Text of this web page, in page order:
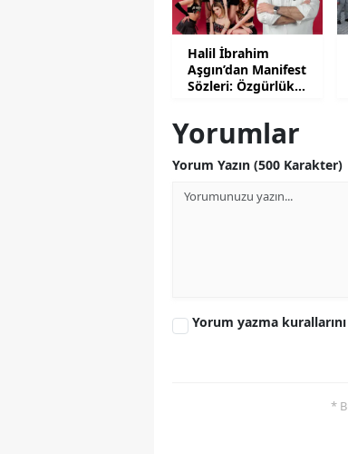
Halil İbrahim
Aşgın’dan Manifest
Sözleri: Özgürlük
Yorumlar
Yorum Yazın (500 Karakter)
Yorum yazma kurallarını
*